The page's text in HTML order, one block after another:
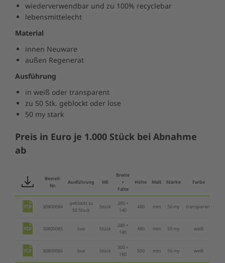
wiederverwendbar und zu 100% recyclebar
lebensmittelecht
Material
innen Neuware
außen Regenerat
Ausführung
in weiß oder transparent
zu 50 Stk. geblockt oder lose
50 my stark
Preis in Euro je 1.000 Stück bei Abnahme
ab
Bestell-
Nr.
Ausführung ME
Breite
+
Falte
Höhe Maß Stärke Farbe
30800084
geblockt zu
50 Stück
Stück
280 +
140
480 mm 50 my transparent
30800085 lose Stück
280 +
140
480 mm 50 my weiß
30800086 lose Stück
300 +
180
550 mm 50 my weiß